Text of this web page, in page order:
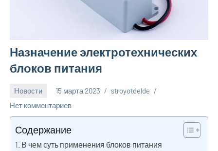
Назначение электротехнических
блоков питания
Новости 15 марта 2023
stroyotdelde
Нет комментариев
Содержание
В чем суть применения блоков питания